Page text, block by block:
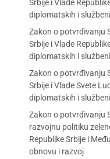
Srbije i Vlade
diplomatskih i
Zakon o potvrđivanju
Srbije i Vlade
diplomatskih i
Zakon o potvrđivanju
Srbije i Vlade Svete
diplomatskih i
Zakon o potvrđivanju
razvojnu politiku
Republike Srbije i
obnovu i razvoj